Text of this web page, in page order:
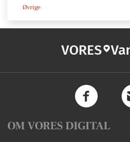
Øvrige
VORES
OM VORES DIGITAL